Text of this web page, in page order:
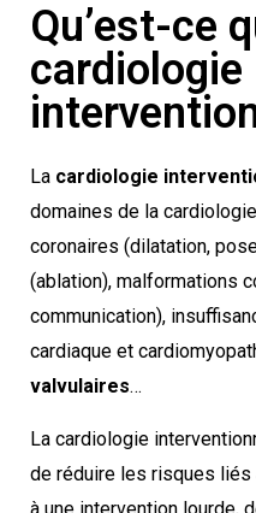
Qu’est-ce
cardiologie
La cardiologie
domaines de la
coronaires (dilatation,
(ablation), malformations
communication),
cardiaque et
valvulaires…
La cardiologie
de réduire les risques liés